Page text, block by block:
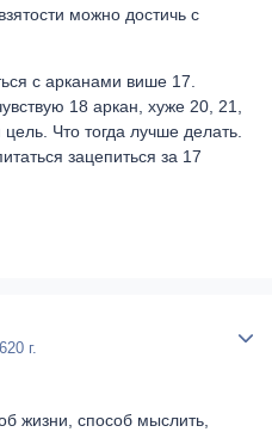
можно достичь с
с арканами више 17.
18 аркан, хуже 20, 21,
Что тогда лучше делать.
зацепиться за 17
20 г.
жизни, способ мыслить,